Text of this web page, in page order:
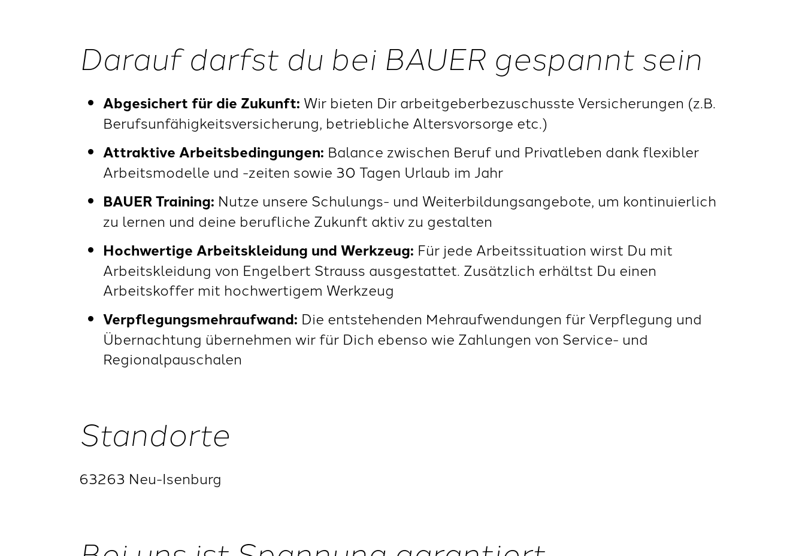
Darauf darfst du bei BAUER gespannt sein
Abgesichert für die Zukunft: Wir bieten Dir arbeitgeberbezuschusste Versicherungen (z.B.
Berufsunfähigkeitsversicherung, betriebliche Altersvorsorge etc.)
Attraktive Arbeitsbedingungen: Balance zwischen Beruf und Privatleben dank flexibler
Arbeitsmodelle und -zeiten sowie 30 Tagen Urlaub im Jahr
BAUER Training: Nutze unsere Schulungs- und Weiterbildungsangebote, um kontinuierlich
zu lernen und deine berufliche Zukunft aktiv zu gestalten
Hochwertige Arbeitskleidung und Werkzeug: Für jede Arbeitssituation wirst Du mit
Arbeitskleidung von Engelbert Strauss ausgestattet. Zusätzlich erhältst Du einen
Arbeitskoffer mit hochwertigem Werkzeug
Verpflegungsmehraufwand: Die entstehenden Mehraufwendungen für Verpflegung und
Übernachtung übernehmen wir für Dich ebenso wie Zahlungen von Service- und
Regionalpauschalen
Standorte
63263 Neu-Isenburg